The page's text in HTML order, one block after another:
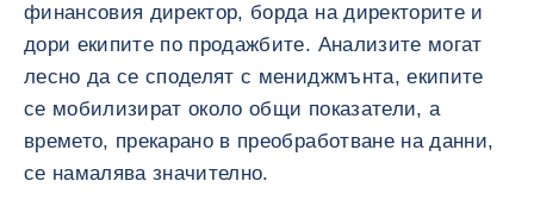
финансовия директор, борда на директорите и
дори екипите по продажбите. Анализите могат
лесно да се споделят с мениджмънта, екипите
се мобилизират около общи показатели, а
времето, прекарано в преобработване на данни,
се намалява значително.